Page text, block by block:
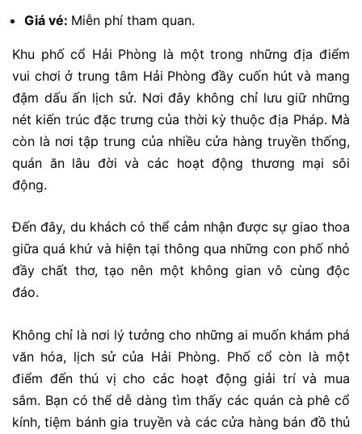
Giá vé: Miễn phí tham quan.
Khu phố cổ Hải Phòng là một trong những địa điểm
vui chơi ở trung tâm Hải Phòng đầy cuốn hút và mang
đậm dấu ấn lịch sử. Nơi đây không chỉ lưu giữ những
nét kiến trúc đặc trưng của thời kỳ thuộc địa Pháp. Mà
còn là nơi tập trung của nhiều cửa hàng truyền thống,
quán ăn lâu đời và các hoạt động thương mại sôi
động.
Đến đây, du khách có thể cảm nhận được sự giao thoa
giữa quá khứ và hiện tại thông qua những con phố nhỏ
đầy chất thơ, tạo nên một không gian vô cùng độc
đáo.
Không chỉ là nơi lý tưởng cho những ai muốn khám phá
văn hóa, lịch sử của Hải Phòng. Phố cổ còn là một
điểm đến thú vị cho các hoạt động giải trí và mua
sắm. Bạn có thể dễ dàng tìm thấy các quán cà phê cổ
kính, tiệm bánh gia truyền và các cửa hàng bán đồ thủ